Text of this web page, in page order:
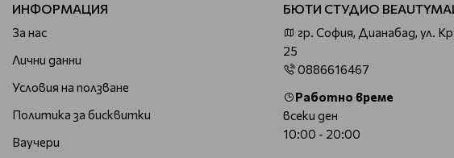
ИНФОРМАЦИЯ
За нас
Лични данни
Условия на ползване
Политика за бисквитки
Ваучери
БЮТИ СТУДИО
гр. София, Дианабад, ул.
25
0886616467
Работно време
всеки ден
10:00 - 20:00